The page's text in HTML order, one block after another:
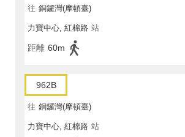
往 銅鑼灣(摩頓臺)
力寶中心, 紅棉路 站
距離 60m
962B
往 銅鑼灣(摩頓臺)
力寶中心, 紅棉路 站